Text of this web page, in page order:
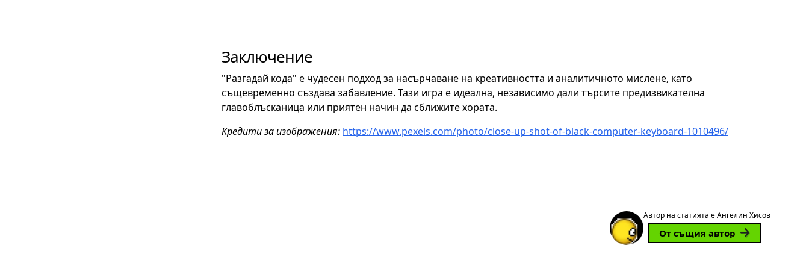
Заключение
"Разгадай кода" е чудесен подход за насърчаване на креативността и аналитичното мислене, като
същевременно създава забавление. Тази игра е идеална, независимо дали търсите предизвикателна
главоблъсканица или приятен начин да сближите хората.
Кредити за изображения: https://www.pexels.com/photo/close-up-shot-of-black-computer-keyboard-1010496/
Автор на статията е Ангелин Хисов
От същия автор